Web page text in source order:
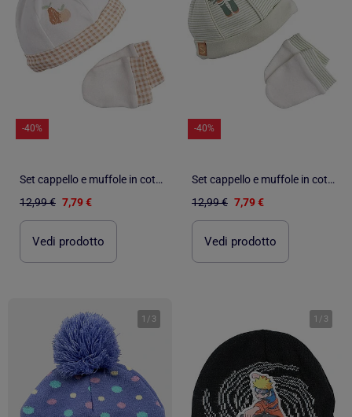
-40%
Set cappello e muffole in cotone per - SAUTHON
12,99 € 7,79 €
Vedi prodotto
-40%
Set cappello e muffole in cotone per - SAUTHON
12,99 € 7,79 €
Vedi prodotto
1 / 3 1 / 3